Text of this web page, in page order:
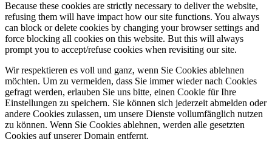
Because these cookies are strictly necessary to deliver the website,
refusing them will have impact how our site functions. You always
can block or delete cookies by changing your browser settings and
force blocking all cookies on this website. But this will always
prompt you to accept/refuse cookies when revisiting our site.
Wir respektieren es voll und ganz, wenn Sie Cookies ablehnen
möchten. Um zu vermeiden, dass Sie immer wieder nach Cookies
gefragt werden, erlauben Sie uns bitte, einen Cookie für Ihre
Einstellungen zu speichern. Sie können sich jederzeit abmelden oder
andere Cookies zulassen, um unsere Dienste vollumfänglich nutzen
zu können. Wenn Sie Cookies ablehnen, werden alle gesetzten
Cookies auf unserer Domain entfernt.